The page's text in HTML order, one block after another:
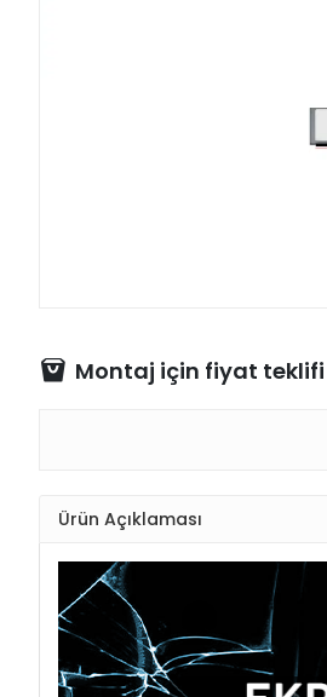
Montaj için fiyat
Ürün Açıklaması